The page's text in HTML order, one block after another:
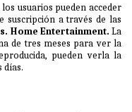
usuarios pueden acceder
suscripción a través de las
Home Entertainment. La
de tres meses para ver la
pueden verla la
días.